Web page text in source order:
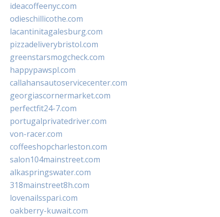
ideacoffeenyc.com
odieschillicothe.com
lacantinitagalesburg.com
pizzadeliverybristol.com
greenstarsmogcheck.com
happypawspl.com
callahansautoservicecenter.com
georgiascornermarket.com
perfectfit24-7.com
portugalprivatedriver.com
von-racer.com
coffeeshopcharleston.com
salon104mainstreet.com
alkaspringswater.com
318mainstreet8h.com
lovenailsspari.com
oakberry-kuwait.com